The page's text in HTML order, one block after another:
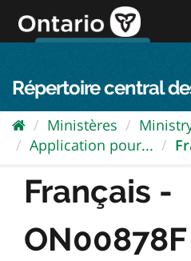
directement
au
Répertoire central
Ministères
Application pour...
Français -